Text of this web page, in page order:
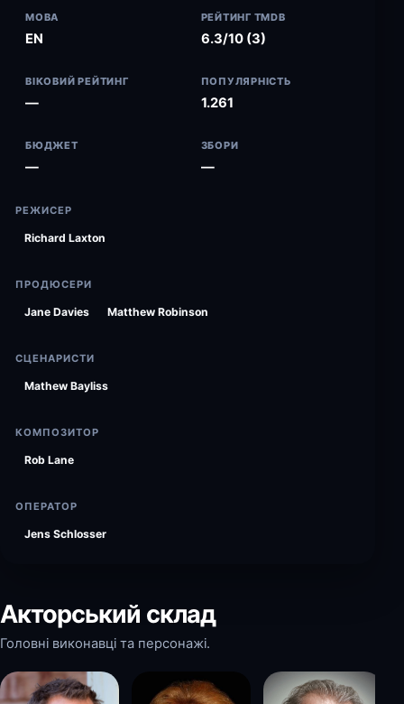
МОВА
EN
РЕЙТИНГ TMDB
6.3/10 (3)
ВІКОВИЙ РЕЙТИНГ
—
ПОПУЛЯРНІСТЬ
1.261
БЮДЖЕТ
—
ЗБОРИ
—
РЕЖИСЕР
Richard Laxton
ПРОДЮСЕРИ
Jane Davies Matthew Robinson
СЦЕНАРИСТИ
Mathew Bayliss
КОМПОЗИТОР
Rob Lane
ОПЕРАТОР
Jens Schlosser
Акторський склад
Головні виконавці та персонажі.